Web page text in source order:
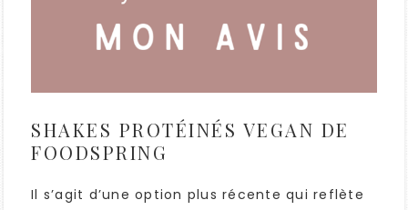
SHAKES PROTÉINÉS VEGAN DE
FOODSPRING
Il s’agit d’une option plus récente qui reflète